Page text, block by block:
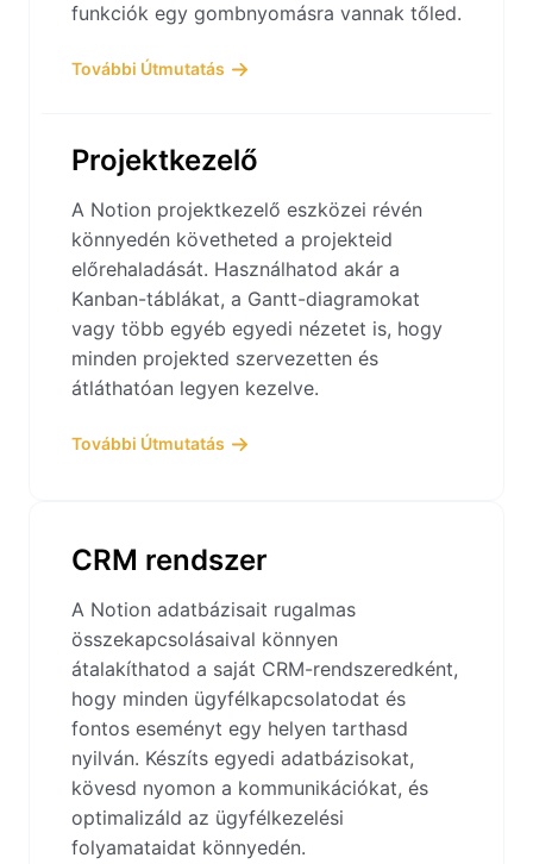
funkciók egy gombnyomásra vannak tőled.
További Útmutatás
Projektkezelő
A Notion projektkezelő eszközei révén
könnyedén követheted a projekteid
előrehaladását. Használhatod akár a
Kanban-táblákat, a Gantt-diagramokat
vagy több egyéb egyedi nézetet is, hogy
minden projekted szervezetten és
átláthatóan legyen kezelve.
További Útmutatás
CRM rendszer
A Notion adatbázisait rugalmas
összekapcsolásaival könnyen
átalakíthatod a saját CRM-rendszeredként,
hogy minden ügyfélkapcsolatodat és
fontos eseményt egy helyen tarthasd
nyilván. Készíts egyedi adatbázisokat,
kövesd nyomon a kommunikációkat, és
optimalizáld az ügyfélkezelési
folyamataidat könnyedén.